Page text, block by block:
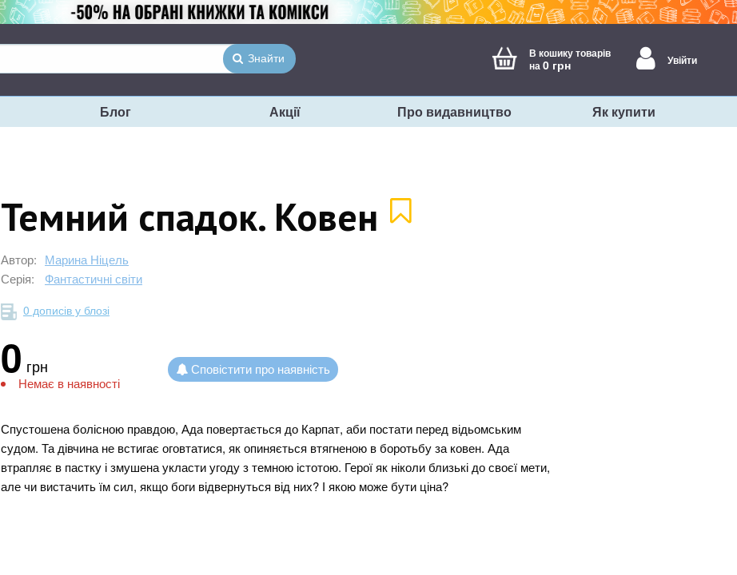
Знайти
В кошику товарів
на0 грн Увійти
Блог Акції Про видавництво Як купити
Темний спадок. Ковен
Автор: Марина Ніцель
Серія:
Фантастичні світи
0 дописів у блозі
0 грн
Немає в наявності
Сповістити про наявність
Спустошена болісною правдою, Ада повертається до Карпат, аби постати перед відьомським
судом. Та дівчина не встигає оговтатися, як опиняється втягненою в боротьбу за ковен. Ада
втрапляє в пастку і змушена укласти угоду з темною істотою. Герої як ніколи близькі до своєї мети,
але чи вистачить їм сил, якщо боги відвернуться від них? І якою може бути ціна?